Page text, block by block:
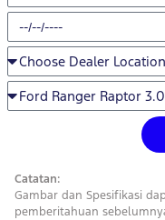
Catatan:
Gambar dan Spesifikasi
pemberitahuan